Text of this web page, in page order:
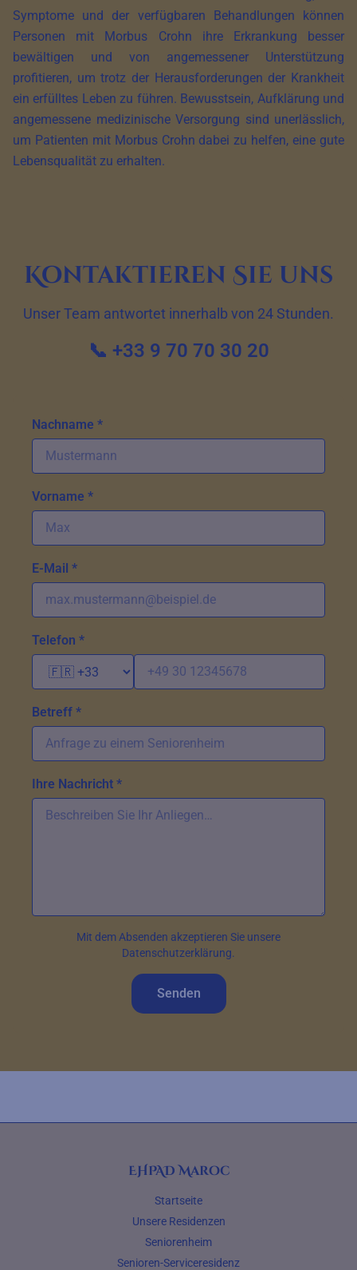
Symptome und der verfügbaren Behandlungen können
Personen mit Morbus Crohn ihre Erkrankung besser
bewältigen und von angemessener Unterstützung
profitieren, um trotz der Herausforderungen der Krankheit
ein erfülltes Leben zu führen. Bewusstsein, Aufklärung und
angemessene medizinische Versorgung sind unerlässlich,
um Patienten mit Morbus Crohn dabei zu helfen, eine gute
Lebensqualität zu erhalten.
Kontaktieren Sie uns
Unser Team antwortet innerhalb von 24 Stunden.
📞 +33 9 70 70 30 20
Nachname *
Vorname *
E-Mail *
Telefon *
Betreff *
Ihre Nachricht *
Mit dem Absenden akzeptieren Sie unsere
Datenschutzerklärung.
Senden
EHPAD Maroc
Startseite
Unsere Residenzen
Seniorenheim
Senioren-Serviceresidenz